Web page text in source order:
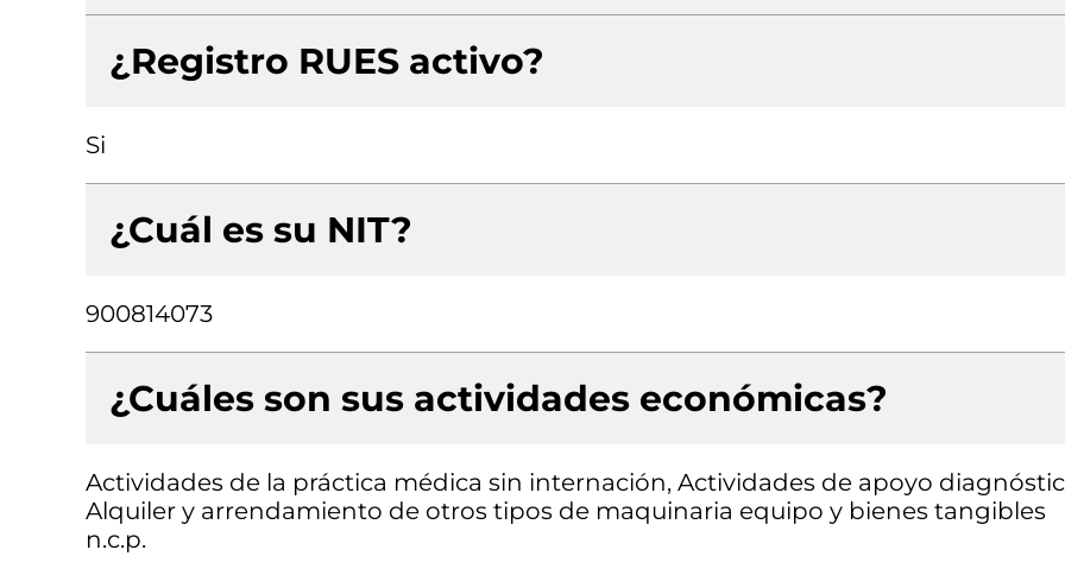
¿Registro RUES activo?
Si
¿Cuál es su NIT?
900814073
¿Cuáles son sus actividades económicas?
Actividades de la práctica médica sin internación, Actividades de apoyo
Alquiler y arrendamiento de otros tipos de maquinaria equipo y bienes tangibles
n.c.p.